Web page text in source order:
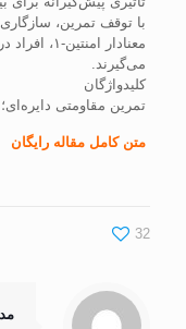
با توقف تمرین،
معنادار
می‌گیرند.
کلیدواژگان
تمرین مقاومتی دایره‌ای؛
متن کامل مقاله رایگان
32